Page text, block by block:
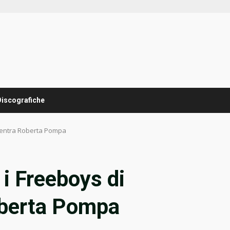
Roberta Pompa
Freeboys di
Pompa